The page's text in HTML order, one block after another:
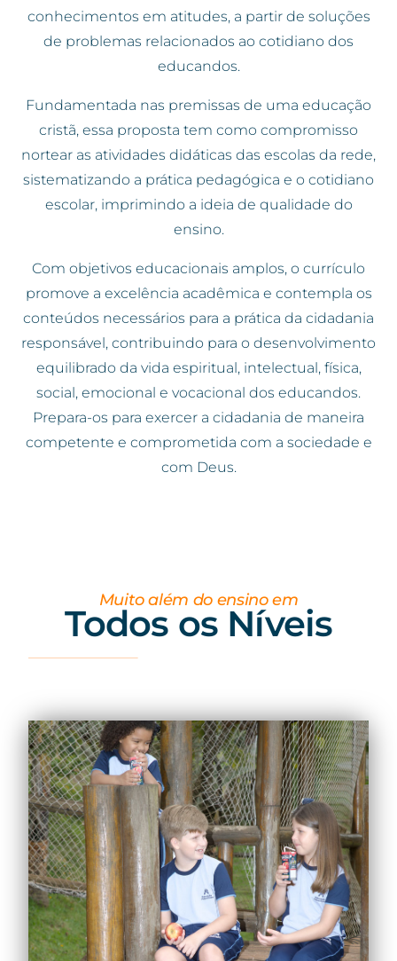
conhecimentos em atitudes, a partir de soluções
de problemas relacionados ao cotidiano dos
educandos.
Fundamentada nas premissas de uma educação
cristã, essa proposta tem como compromisso
nortear as atividades didáticas das escolas da rede,
sistematizando a prática pedagógica e o cotidiano
escolar, imprimindo a ideia de qualidade do
ensino.
Com objetivos educacionais amplos, o currículo
promove a excelência acadêmica e contempla os
conteúdos necessários para a prática da cidadania
responsável, contribuindo para o desenvolvimento
equilibrado da vida espiritual, intelectual, física,
social, emocional e vocacional dos educandos.
Prepara-os para exercer a cidadania de maneira
competente e comprometida com a sociedade e
com Deus.
Muito além do ensino em
Todos os Níveis